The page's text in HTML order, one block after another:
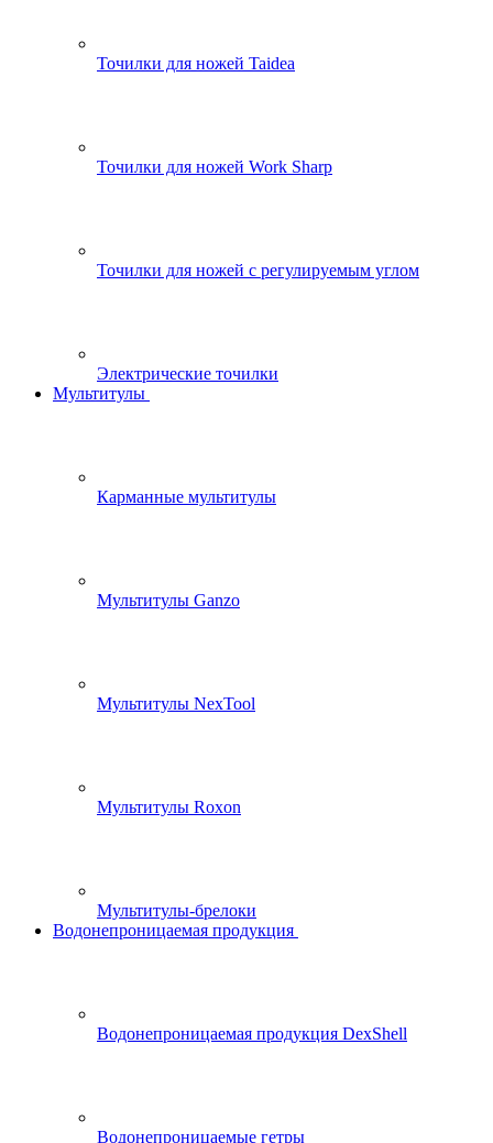
Точилки для ножей Taidea
Точилки для ножей Work Sharp
Точилки для ножей с регулируемым углом
Электрические точилки
Мультитулы
Карманные мультитулы
Мультитулы Ganzo
Мультитулы NexTool
Мультитулы Roxon
Мультитулы-брелоки
Водонепроницаемая продукция
Водонепроницаемая продукция DexShell
Водонепроницаемые гетры